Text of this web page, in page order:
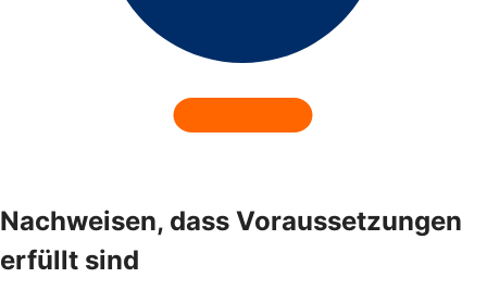
Nachweisen, dass Voraussetzungen
erfüllt sind